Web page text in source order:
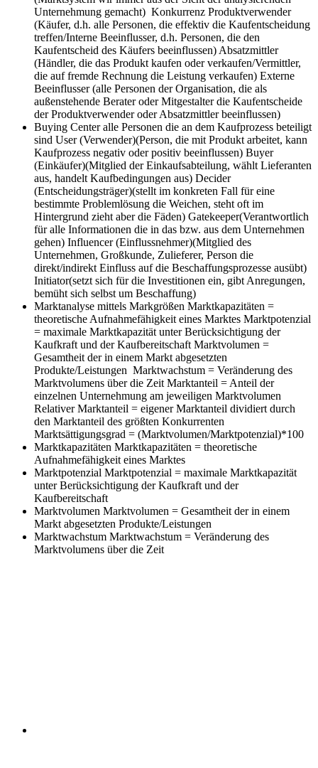
Unternehmung gemacht) Konkurrenz Produktverwender
(Käufer, d.h. alle Personen, die effektiv die Kaufentscheidung
treffen/Interne Beeinflusser, d.h. Personen, die den
Kaufentscheid des Käufers beeinflussen) Absatzmittler
(Händler, die das Produkt kaufen oder verkaufen/Vermittler,
die auf fremde Rechnung die Leistung verkaufen) Externe
Beeinflusser (alle Personen der Organisation, die als
außenstehende Berater oder Mitgestalter die Kaufentscheide
der Produktverwender oder Absatzmittler beeinflussen)
Buying Centeralle Personen die an dem Kaufprozess beteiligt
sind User (Verwender)(Person, die mit Produkt arbeitet, kann
Kaufprozess negativ oder positiv beeinflussen) Buyer
(Einkäufer)(Mitglied der Einkaufsabteilung, wählt Lieferanten
aus, handelt Kaufbedingungen aus) Decider
(Entscheidungsträger)(stellt im konkreten Fall für eine
bestimmte Problemlösung die Weichen, steht oft im
Hintergrund zieht aber die Fäden) Gatekeeper(Verantwortlich
für alle Informationen die in das bzw. aus dem Unternehmen
gehen) Influencer (Einflussnehmer)(Mitglied des
Unternehmen, Großkunde, Zulieferer, Person die
direkt/indirekt Einfluss auf die Beschaffungsprozesse ausübt)
Initiator(setzt sich für die Investitionen ein, gibt Anregungen,
bemüht sich selbst um Beschaffung)
Marktanalyse mittels Markgrößen Marktkapazitäten =
theoretische Aufnahmefähigkeit eines Marktes Marktpotenzial
= maximale Marktkapazität unter Berücksichtigung der
Kaufkraft und der Kaufbereitschaft Marktvolumen =
Gesamtheit der in einem Markt abgesetzten
Produkte/Leistungen Marktwachstum = Veränderung des
Marktvolumens über die Zeit Marktanteil = Anteil der
einzelnen Unternehmung am jeweiligen Marktvolumen
Relativer Marktanteil = eigener Marktanteil dividiert durch
den Marktanteil des größten Konkurrenten
Marktsättigungsgrad = (Marktvolumen/Marktpotenzial)*100
Marktkapazitäten Marktkapazitäten = theoretische
Aufnahmefähigkeit eines Marktes
Marktpotenzial Marktpotenzial = maximale Marktkapazität
unter Berücksichtigung der Kaufkraft und der
Kaufbereitschaft
Marktvolumen Marktvolumen = Gesamtheit der in einem
Markt abgesetzten Produkte/Leistungen
Marktwachstum Marktwachstum = Veränderung des
Marktvolumens über die Zeit